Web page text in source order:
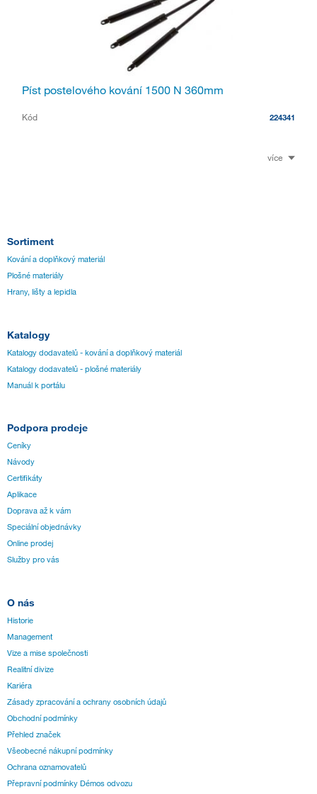
Píst postelového kování 1500 N 360mm
Kód 224341
více
Sortiment
Kování a doplňkový materiál
Plošné materiály
Hrany, lišty a lepidla
Katalogy
Katalogy dodavatelů - kování a doplňkový materiál
Katalogy dodavatelů - plošné materiály
Manuál k portálu
Podpora prodeje
Ceníky
Návody
Certifikáty
Aplikace
Doprava až k vám
Speciální objednávky
Online prodej
Služby pro vás
O nás
Historie
Management
Vize a mise společnosti
Realitní divize
Kariéra
Zásady zpracování a ochrany osobních údajů
Obchodní podmínky
Přehled značek
Všeobecné nákupní podmínky
Ochrana oznamovatelů
Přepravní podmínky Démos odvozu